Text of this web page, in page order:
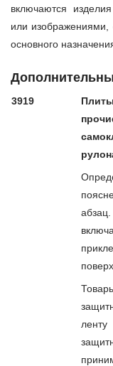
включаются
или
основного
3919